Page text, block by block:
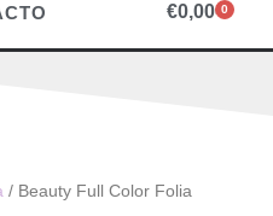
€0,00 0
/ Beauty Full Color Folia